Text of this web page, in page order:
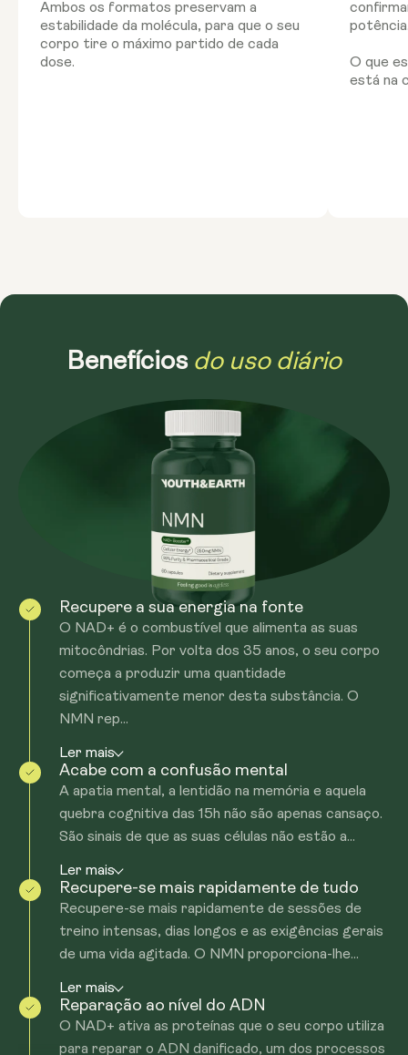
Ambos os formatos preservam a
estabilidade da molécula, para que o seu
corpo tire o máximo partido de cada
dose.
O que
está na
Benefícios do uso diário
Recupere a sua energia na fonte
O NAD+ é o combustível que alimenta as suas
mitocôndrias. Por volta dos 35 anos, o seu corpo
começa a produzir uma quantidade
significativamente menor desta substância. O
NMN rep...
Ler mais
Acabe com a confusão mental
A apatia mental, a lentidão na memória e aquela
quebra cognitiva das 15h não são apenas cansaço.
São sinais de que as suas células não estão a...
Ler mais
Recupere-se mais rapidamente de tudo
Recupere-se mais rapidamente de sessões de
treino intensas, dias longos e as exigências gerais
de uma vida agitada. O NMN proporciona-lhe...
Ler mais
Reparação ao nível do ADN
O NAD+ ativa as proteínas que o seu corpo utiliza
para reparar o ADN danificado, um dos processos